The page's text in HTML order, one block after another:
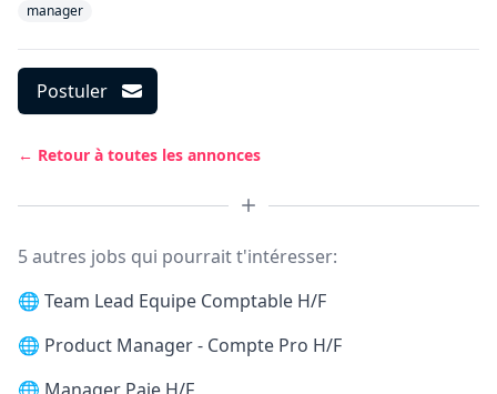
manager
Postuler
← Retour à toutes les annonces
5 autres jobs qui pourrait t'intéresser:
🌐 Team Lead Equipe Comptable H/F
🌐 Product Manager - Compte Pro H/F